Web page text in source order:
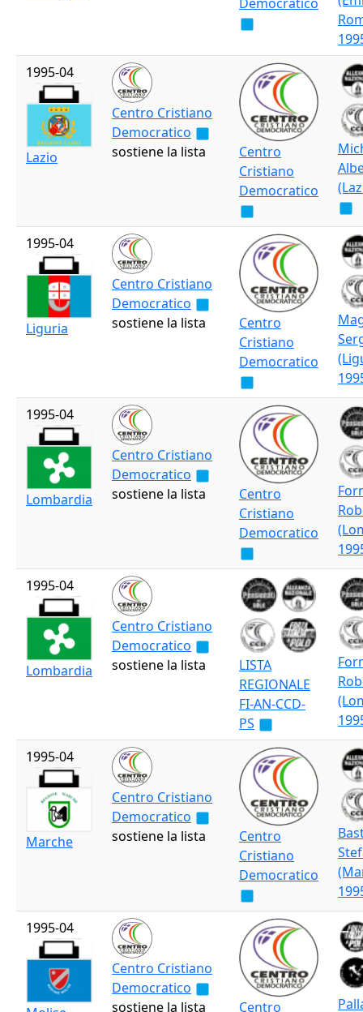
1995-04
Lazio
Centro Cristiano
Democratico
sostiene la lista
Centro
Cristiano
Democratico
1995-04
Liguria
Centro Cristiano
Democratico
sostiene la lista
Centro
Cristiano
Democratico
1995-04
Lombardia
Centro Cristiano
Democratico
sostiene la lista
Centro
Cristiano
Democratico
1995-04
Lombardia
Centro Cristiano
Democratico
sostiene la lista
LISTA
REGIONALE
FI-AN-CCD-
PS
1995-04
Marche
Centro Cristiano
Democratico
sostiene la lista
Centro
Cristiano
Democratico
1995-04
Centro Cristiano
Democratico
sostiene la lista
Centro